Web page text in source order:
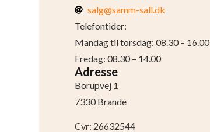
salg@samm-sall.dk
Telefontider:
Mandag til torsdag: 08.30 – 16.00
Fredag: 08.30 – 14.00
Adresse
Borupvej 1
7330 Brande
Cvr: 26632544